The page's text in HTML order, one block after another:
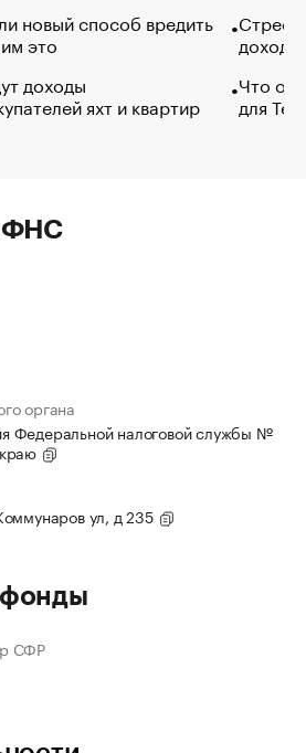
новый способ вредить
это
доходы
яхт и квартир
Что
для
ФНС
органа
Федеральной налоговой службы №
ул, д 235
СФР